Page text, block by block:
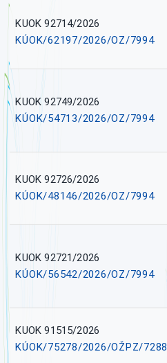
KUOK 92714/2026
KÚOK/62197/2026/OZ/7994
KUOK 92749/2026
KÚOK/54713/2026/OZ/7994
KUOK 92726/2026
KÚOK/48146/2026/OZ/7994
KUOK 92721/2026
KÚOK/56542/2026/OZ/7994
KUOK 91515/2026
KÚOK/75278/2026/OŽPZ/7288